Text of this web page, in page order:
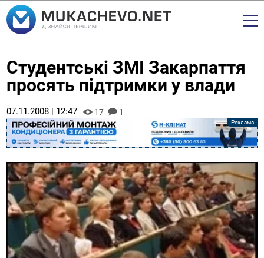
Студентські ЗМІ Закарпаття
просять підтримки у влади
07.11.2008 | 12:47 17 1